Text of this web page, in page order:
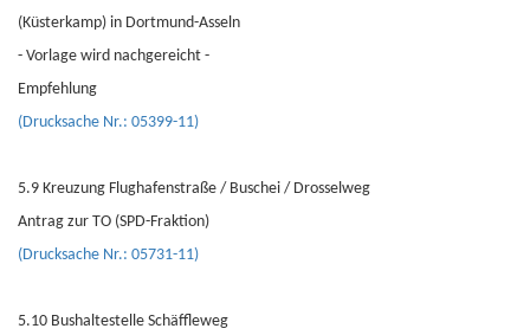
(Küsterkamp) in Dortmund-Asseln
- Vorlage wird nachgereicht -
Empfehlung
(Drucksache Nr.: 05399-11)
5.9 Kreuzung Flughafenstraße / Buschei / Drosselweg
Antrag zur TO (SPD-Fraktion)
(Drucksache Nr.: 05731-11)
5.10 Bushaltestelle Schäffleweg